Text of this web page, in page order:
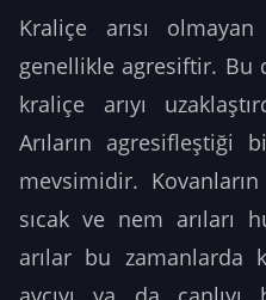
Kraliçe arısı
genellikle agresiftir. Bu
kraliçe arıyı
Arıların agresifleştiği
mevsimidir.
sıcak ve nem arıları
arılar bu zamanlarda